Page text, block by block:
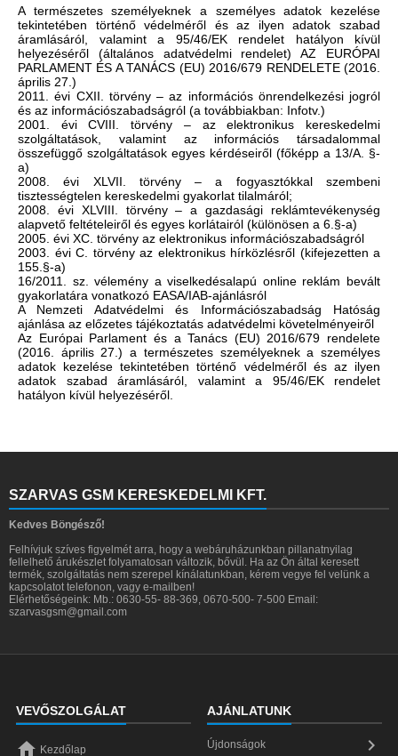
A természetes személyeknek a személyes adatok kezelése
tekintetében történő védelméről és az ilyen adatok szabad
áramlásáról, valamint a 95/46/EK rendelet hatályon kívül
helyezéséről (általános adatvédelmi rendelet) AZ EURÓPAI
PARLAMENT ÉS A TANÁCS (EU) 2016/679 RENDELETE (2016.
április 27.)
2011. évi CXII. törvény – az információs önrendelkezési jogról
és az információszabadságról (a továbbiakban: Infotv.)
2001. évi CVIII. törvény – az elektronikus kereskedelmi
szolgáltatások, valamint az információs társadalommal
összefüggő szolgáltatások egyes kérdéseiről (főképp a 13/A. §-
a)
2008. évi XLVII. törvény – a fogyasztókkal szembeni
tisztességtelen kereskedelmi gyakorlat tilalmáról;
2008. évi XLVIII. törvény – a gazdasági reklámtevékenység
alapvető feltételeiről és egyes korlátairól (különösen a 6.§-a)
2005. évi XC. törvény az elektronikus információszabadságról
2003. évi C. törvény az elektronikus hírközlésről (kifejezetten a
155.§-a)
16/2011. sz. vélemény a viselkedésalapú online reklám bevált
gyakorlatára vonatkozó EASA/IAB-ajánlásról
A Nemzeti Adatvédelmi és Információszabadság Hatóság
ajánlása az előzetes tájékoztatás adatvédelmi követelményeiről
Az Európai Parlament és a Tanács (EU) 2016/679 rendelete
(2016. április 27.) a természetes személyeknek a személyes
adatok kezelése tekintetében történő védelméről és az ilyen
adatok szabad áramlásáról, valamint a 95/46/EK rendelet
hatályon kívül helyezéséről.
SZARVAS GSM KERESKEDELMI KFT.
Kedves Böngésző!
Felhívjuk szíves figyelmét arra, hogy a webáruházunkban pillanatnyilag
fellelhető árukészlet folyamatosan változik, bővül. Ha az Ön által keresett
termék, szolgáltatás nem szerepel kínálatunkban, kérem vegye fel velünk a
kapcsolatot telefonon, vagy e-mailben!
Elérhetőségeink: Mb.: 0630-55- 88-369, 0670-500- 7-500 Email:
szarvasgsm@gmail.com
VEVŐSZOLGÁLAT
 Kezdőlap
AJÁNLATUNK
Újdonságok 